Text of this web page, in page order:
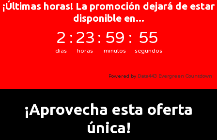
¡Últimas horas! La promoción dejará de estar
disponible en...
2
días
: 23
horas
: 59
minutos
: 54
segundos
Powered by Data443 Evergreen Countdown
Curso de «Redacción»
Aprende a escribir textos de calidad con
los que ganar la confianza y seguridad
¡Aprovecha esta oferta
única!